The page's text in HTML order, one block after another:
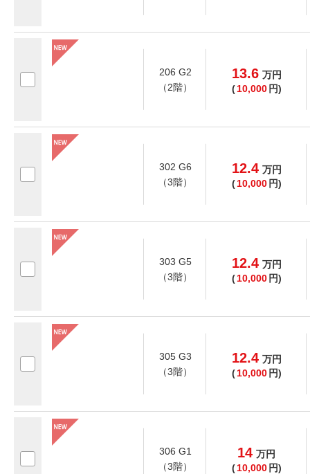
206 G2
（2階）
13.6 万円
( 10,000 円)
302 G6
（3階）
12.4 万円
( 10,000 円)
303 G5
（3階）
12.4 万円
( 10,000 円)
305 G3
（3階）
12.4 万円
( 10,000 円)
306 G1
（3階）
14 万円
( 10,000 円)